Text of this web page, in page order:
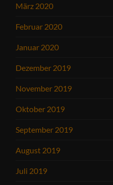
März 2020
Februar 2020
Januar 2020
Dezember 2019
November 2019
Oktober 2019
September 2019
August 2019
Juli 2019